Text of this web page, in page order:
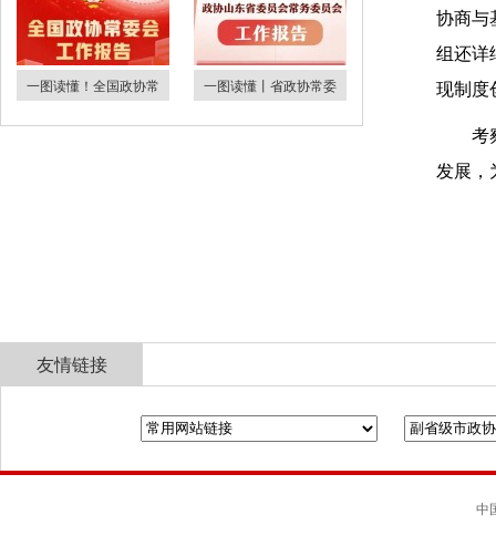
一图读懂！全国政协常 一图读懂丨省政协常委
协商与
组还详
现制度
考
发展，
友情链接
中